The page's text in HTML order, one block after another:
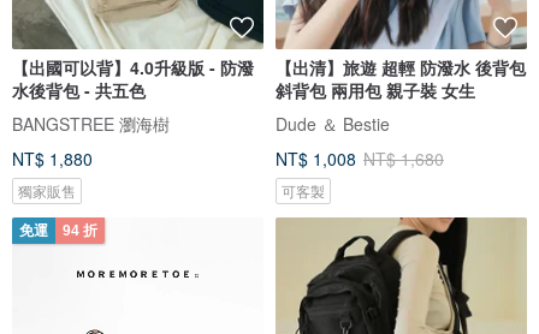
【出國可以背】4.0升級版 - 防潑
水後背包 - 共五色
BANGSTREE 瀏海樹
NT$ 1,880
獨家販售
【出清】旅遊 超輕 防潑水 後背包
斜背包 兩用包 親子裝 女生
Dude ＆ Bestie
NT$ 1,008 NT$ 1,680
可客製
免運 94 折